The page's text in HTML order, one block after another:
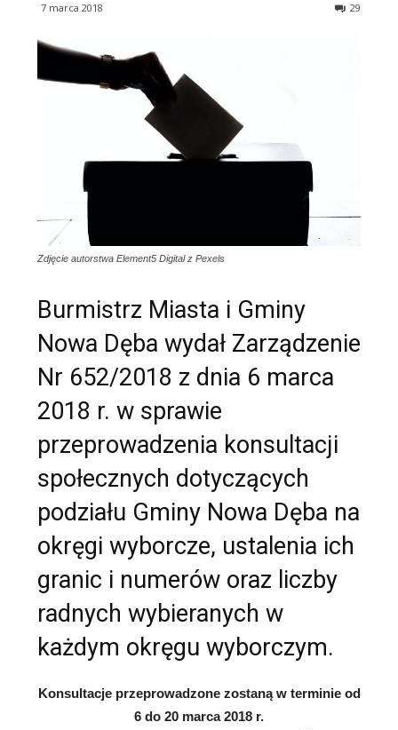
7 marca 2018 29
Zdjęcie autorstwa Element5 Digital z Pexels
Burmistrz Miasta i Gminy
Nowa Dęba wydał Zarządzenie
Nr 652/2018 z dnia 6 marca
2018 r. w sprawie
przeprowadzenia konsultacji
społecznych dotyczących
podziału Gminy Nowa Dęba na
okręgi wyborcze, ustalenia ich
granic i numerów oraz liczby
radnych wybieranych w
każdym okręgu wyborczym.
Konsultacje przeprowadzone zostaną w terminie od
6 do 20 marca 2018 r.